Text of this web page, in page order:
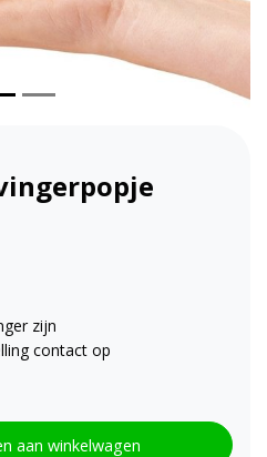
zijn
contact op
aan winkelwagen